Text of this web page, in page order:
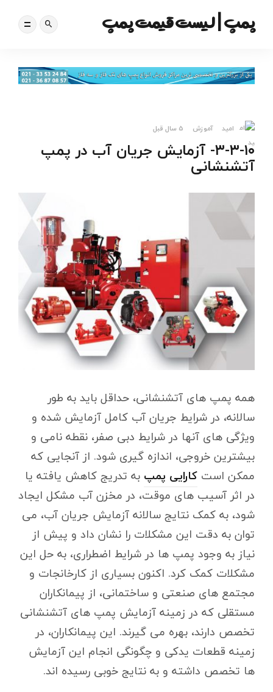
پمپ | لیست قیمت پمپ
امید آموزش 5 سال قبل
۳-۳-۱۰- آزمایش جریان آب در پمپ
آتشنشانی
همه پمپ های آتشنشانی، حداقل باید به طور
سالانه، در شرایط جریان آب کامل آزمایش شده و
ویژگی های آنها در شرایط دبی صفر، نقطه نامی و
بیشترین خروجی، اندازه گیری شود. از آنجایی که
ممکن است کارایی پمپ به تدریج کاهش یافته یا
در اثر آسیب های موقت، در مخزن آب مشکل ایجاد
شود، به کمک نتایج سالانه آزمایش جریان آب، می
توان به دقت این مشکلات را نشان داد و پیش از
نیاز به وجود پمپ ها در شرایط اضطراری، به حل این
مشکلات کمک کرد. اکنون بسیاری از کارخانجات و
مجتمع های صنعتی و ساختمانی، از پیمانکاران
مستقلی که در زمینه آزمایش پمپ های آتشنشانی
تخصص دارند، بهره می گیرند. این پیمانکاران، در
زمینه قطعات یدکی و چگونگی انجام این آزمایش
ها تخصص داشته و به نتایج خوبی رسیده اند.